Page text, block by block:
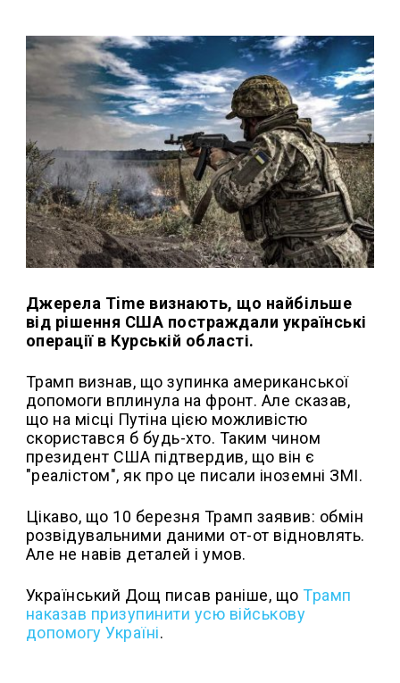
Джерела Time визнають, що найбільше
від рішення США постраждали українські
операції в Курській області.
Трамп визнав, що зупинка американської
допомоги вплинула на фронт. Але сказав,
що на місці Путіна цією можливістю
скористався б будь-хто. Таким чином
президент США підтвердив, що він є
"реалістом", як про це писали іноземні ЗМІ.
Цікаво, що 10 березня Трамп заявив: обмін
розвідувальними даними от-от відновлять.
Але не навів деталей і умов.
Український Дощ писав раніше, що Трамп
наказав призупинити усю військову
допомогу Україні.